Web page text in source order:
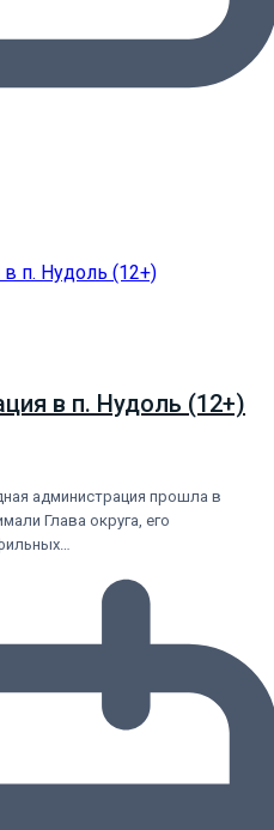
в п. Нудоль (12+)
администрация прошла в
Глава округа, его